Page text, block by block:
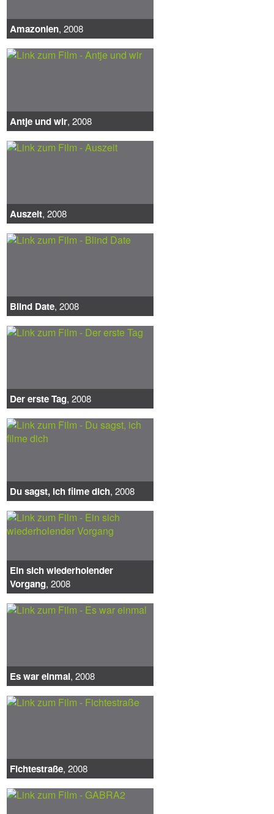
Amazonien, 2008
Antje und wir, 2008
Auszeit, 2008
Blind Date, 2008
Der erste Tag, 2008
Du sagst, ich filme dich, 2008
Ein sich wiederholender
Vorgang, 2008
Es war einmal, 2008
Fichtestraße, 2008